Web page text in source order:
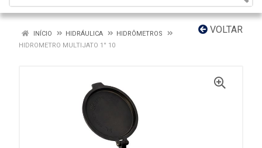
VOLTAR
INÍCIO HIDRÁULICA
HIDRÔMETROS
HIDROMETRO MULTIJATO 1'' 10